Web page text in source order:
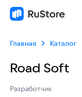
Главная Каталог
Road Soft
Разработчик